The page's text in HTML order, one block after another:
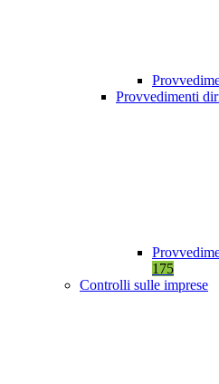
Provvedimenti
175
Controlli sulle imprese